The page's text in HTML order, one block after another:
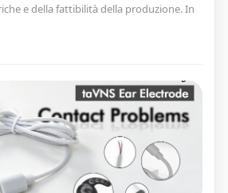
e della fattibilità della produzione. In
spiega le informazioni essenziali sulle
per una revisione efficiente del
più rapida e processi di produzione